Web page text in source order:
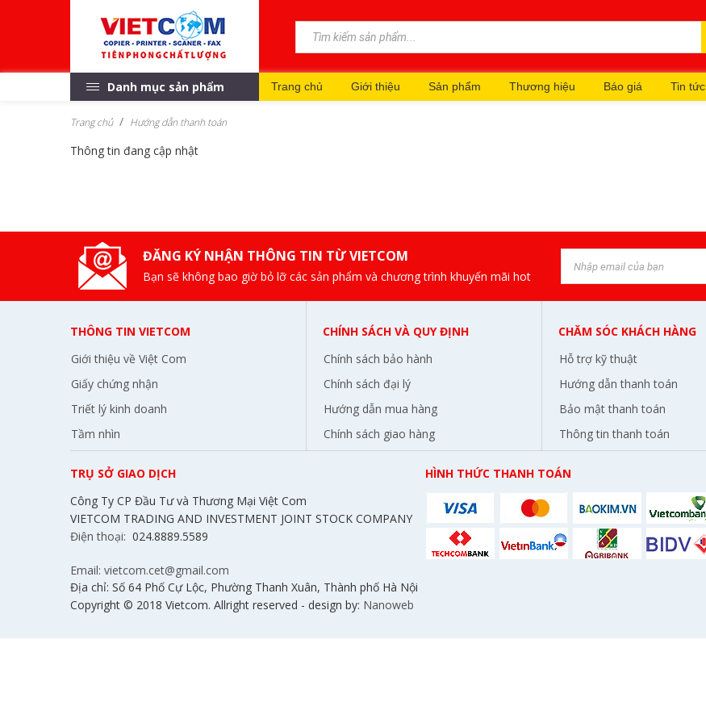
Danh mục sản phẩm Trang chủ Giới thiệu Sản phẩm Thương hiệu Báo giá Tin tức
Trang chủ Hướng dẫn thanh toán
Thông tin đang cập nhật
ĐĂNG KÝ NHẬN THÔNG TIN TỪ VIETCOM
Bạn sẽ không bao giờ bỏ lỡ các sản phẩm và chương trình khuyến mãi hot
THÔNG TIN VIETCOM
Giới thiệu về Việt Com
Giấy chứng nhận
Triết lý kinh doanh
Tầm nhìn
CHÍNH SÁCH VÀ QUY ĐỊNH
Chính sách bảo hành
Chính sách đại lý
Hướng dẫn mua hàng
Chính sách giao hàng
CHĂM SÓC KHÁCH HÀNG
Hỗ trợ kỹ thuật
Hướng dẫn thanh toán
Bảo mật thanh toán
Thông tin thanh toán
TRỤ SỞ GIAO DỊCH
Công Ty CP Đầu Tư và Thương Mại Việt Com
VIETCOM TRADING AND INVESTMENT JOINT STOCK COMPANY
Điện thoại: 024.8889.5589
Email: vietcom.cet@gmail.com
Địa chỉ: Số 64 Phố Cự Lộc, Phường Thanh Xuân, Thành phố Hà Nội
Copyright © 2018 Vietcom. Allright reserved - design by: Nanoweb
HÌNH THỨC THANH TOÁN